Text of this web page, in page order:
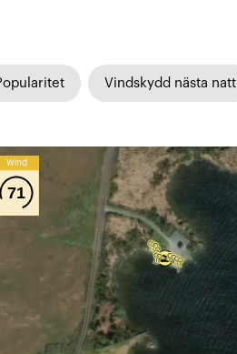
Vindskydd nästa natt
Wind
71